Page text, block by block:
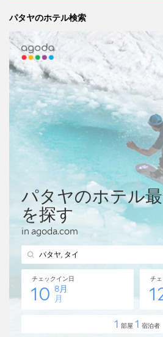
パタヤのホテル検索